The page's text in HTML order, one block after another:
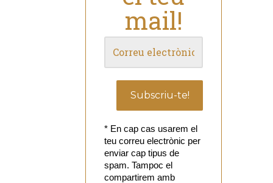
mail!
* En cap cas usarem el
teu correu electrònic per
enviar cap tipus de
spam. Tampoc el
compartirem amb